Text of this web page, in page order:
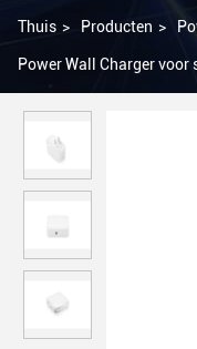
Thuis > Producten >
Power Wall Charger